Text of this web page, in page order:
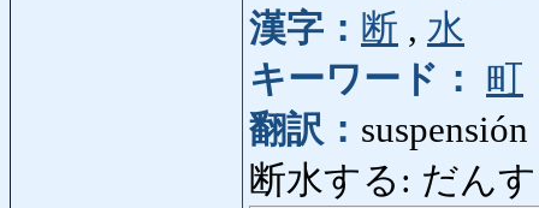
漢字： 断 , 水
キーワード：
町
翻訳：
断水する: だんす